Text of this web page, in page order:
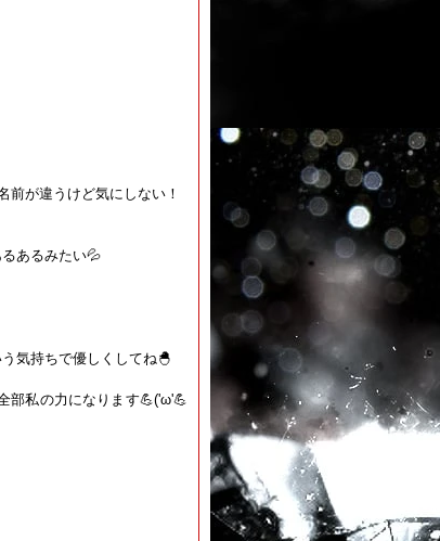
前が違うけど気にしない！
あるみたい💦
気持ちで優しくしてね🐣
部私の力になります💪('ω'💪